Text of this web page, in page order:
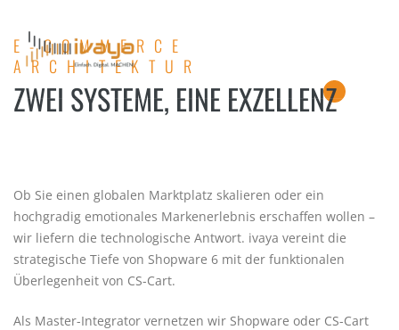
E-COMMERCE
ARCHITEKTUR
ZWEI SYSTEME, EINE EXZELLENZ
Ob Sie einen globalen Marktplatz skalieren oder ein
hochgradig emotionales Markenerlebnis erschaffen wollen –
wir liefern die technologische Antwort. ivaya vereint die
strategische Tiefe von Shopware 6 mit der funktionalen
Überlegenheit von CS-Cart.
Als Master-Integrator vernetzen wir Shopware oder CS-Cart